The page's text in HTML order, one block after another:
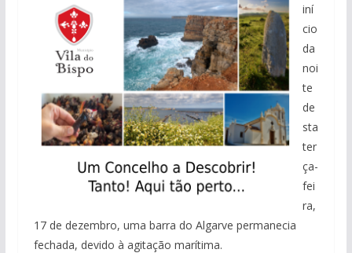
iní
cio
da
noi
te
de
sta
ter
ça-
fei
ra,
17 de dezembro, uma barra do Algarve permanecia
fechada, devido à agitação marítima.